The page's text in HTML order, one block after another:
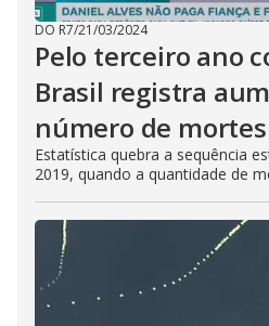
DO R7/21/03/2024
Pelo terceiro ano
Brasil registra
número de
Estatística quebra a sequência
2019, quando a quantidade de